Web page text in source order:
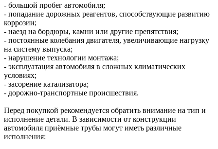
- большой пробег автомобиля;
- попадание дорожных реагентов, способствующие развитию
коррозии;
- наезд на бордюры, камни или другие препятствия;
- постоянные колебания двигателя, увеличивающие нагрузку
на систему выпуска;
- нарушение технологии монтажа;
- эксплуатация автомобиля в сложных климатических
условиях;
- засорение катализатора;
- дорожно-транспортные происшествия.
Перед покупкой рекомендуется обратить внимание на тип и
исполнение детали. В зависимости от конструкции
автомобиля приёмные трубы могут иметь различные
исполнения: